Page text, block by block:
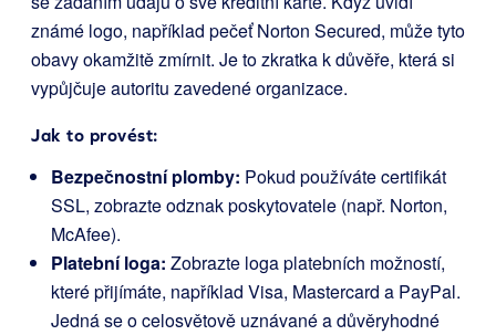
známé logo, například pečeť Norton Secured, může tyto
obavy okamžitě zmírnit. Je to zkratka k důvěře, která si
vypůjčuje autoritu zavedené organizace.
Jak to provést:
Bezpečnostní plomby: Pokud používáte certifikát
SSL, zobrazte odznak poskytovatele (např. Norton,
McAfee).
Platební loga: Zobrazte loga platebních možností,
které přijímáte, například Visa, Mastercard a PayPal.
Jedná se o celosvětově uznávané a důvěryhodné